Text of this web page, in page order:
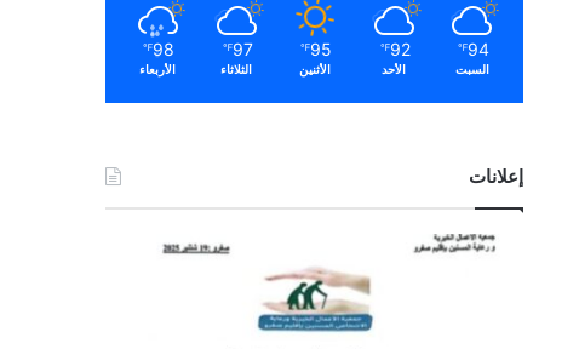
94
℉
السبت
92
℉
الأحد
95
℉
الأثنين
97
℉
الثلاثاء
98
℉
الأربعاء
إعلانات